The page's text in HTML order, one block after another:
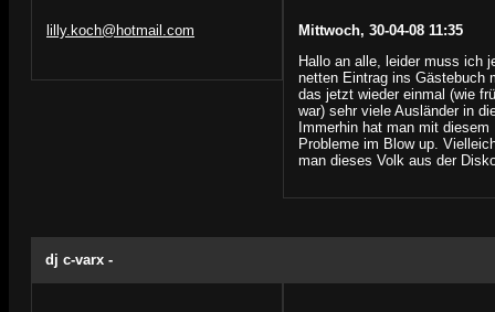
lilly.koch@hotmail.com
Mittwoch, 30-04-08 11:35
Hallo an alle, leider muss ich
netten Eintrag ins Gästebuch
das jetzt wieder einmal (wie
war) sehr viele Ausländer in
Immerhin hat man mit
Probleme im Blow up.
man dieses Volk aus der
dj c-varx -